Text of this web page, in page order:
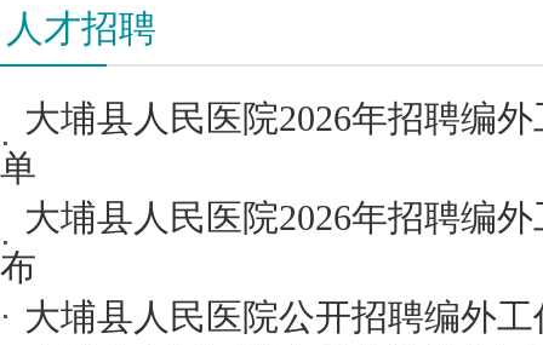
人才招聘
大埔县人民医院2026年招聘编
单
大埔县人民医院2026年招聘编
布
大埔县人民医院公开招聘编外